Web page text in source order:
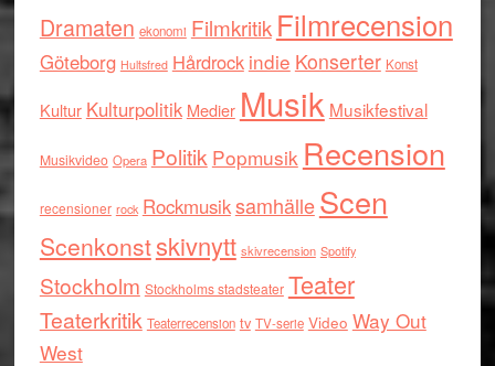
Dramaten ekonomi Filmkritik Filmrecension
Göteborg Hultsfred Hårdrock indie Konserter Konst
Kultur Kulturpolitik Medier Musik Musikfestival
Musikvideo Opera Politik Popmusik Recension
recensioner rock RockmusiksamhälleScen
Scenkonstskivnytt skivrecension Spotify
Stockholm Stockholms stadsteater Teater
Teaterkritik Teaterrecension tv TV-serie Video Way Out
West